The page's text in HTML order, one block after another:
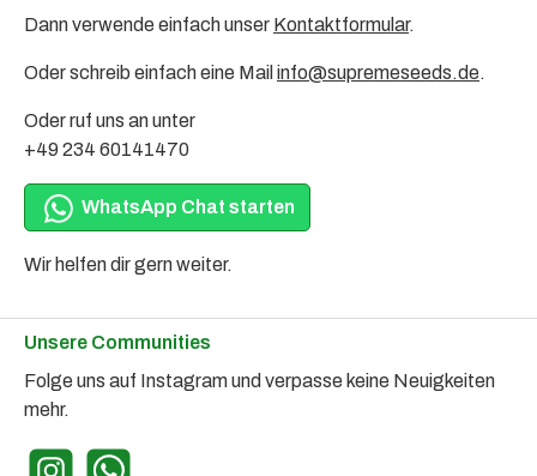
Dann verwende einfach unser Kontaktformular.
Oder schreib einfach eine Mail info@supremeseeds.de.
Oder ruf uns an unter
+49 234 60141470
WhatsApp Chat starten
Wir helfen dir gern weiter.
Unsere Communities
Folge uns auf Instagram und verpasse keine Neuigkeiten
mehr.